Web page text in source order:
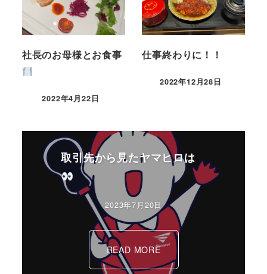
社長のお母様とお食事
2022年4月22日
仕事終わりに！！
2022年12月28日
取引先から見たヤマヒロは
2023年7月20日
READ MORE